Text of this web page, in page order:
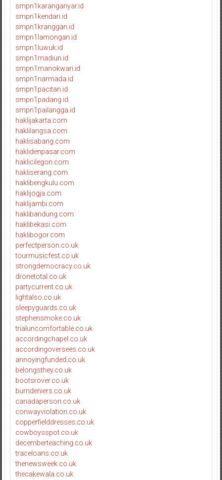
smpn1karanganyar.id
smpn1kendari.id
smpn1kranggan.id
smpn1lamongan.id
smpn1luwuk.id
smpn1madiun.id
smpn1manokwari.id
smpn1narmada.id
smpn1pacitan.id
smpn1padang.id
smpn1pailangga.id
haklijakarta.com
haklilangsa.com
haklisabang.com
haklidenpasar.com
haklicilegon.com
hakliserang.com
haklibengkulu.com
haklijogja.com
haklijambi.com
haklibandung.com
haklibekasi.com
haklibogor.com
perfectperson.co.uk
tourmusicfest.co.uk
strongdemocracy.co.uk
dronetotal.co.uk
partycurrent.co.uk
lightalso.co.uk
sleepyguards.co.uk
stephensmoke.co.uk
trialuncomfortable.co.uk
accordingchapel.co.uk
accordingoversees.co.uk
annoyingfunded.co.uk
belongsthey.co.uk
bootsrover.co.uk
burndeniers.co.uk
canadaperson.co.uk
conwayviolation.co.uk
copperfielddresses.co.uk
cowboysspot.co.uk
decemberteaching.co.uk
traceloans.co.uk
thenewsweek.co.uk
thecakewala.co.uk